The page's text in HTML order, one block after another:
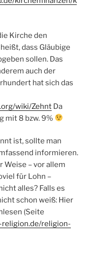
Kirche den
dass Gläubige
sollen. Das
auch der
hat sich das
wiki/Zehnt Da
mit 8 bzw. 9%
ist, sollte man
informieren.
Weise – vor allem
für Lohn –
alles? Falls es
schon weiß: Hier
(Seite
religion-